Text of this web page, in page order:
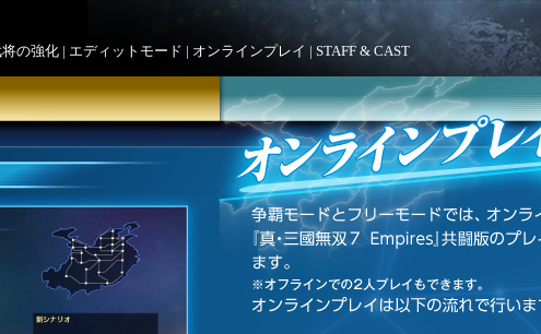
の強化 | エディットモード | オンラインプレイ | STAFF & CAST